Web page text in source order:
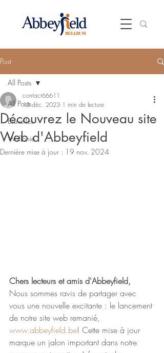
Post
All Posts
Bruxelles
Wallonie
All Posts
Découvrez le Nouveau site
Web d'Abbeyfield
contact66611
13 déc. 2023 1 min de lecture
Dernière mise à jour : 19 nov. 2024
Chers lecteurs et amis d'Abbeyfield,
Nous sommes ravis de partager avec
vous une nouvelle excitante : le lancement
de notre site web remanié,
www.abbeyfield.be! Cette mise à jour
marque un jalon important dans notre